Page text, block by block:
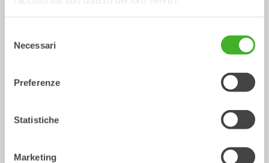
delNecessari
Preferenze
Statistiche
Marketing
XTR10 X12